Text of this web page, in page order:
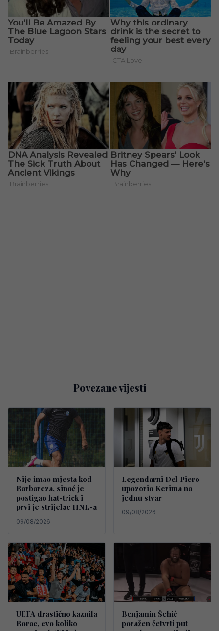
Povezane vijesti
Nije imao mjesta kod
Barbareza, sinoć je
postigao hat-trick i
prvi je strijelac HNL-a
09/08/2026
Legendarni Del Piero
upozorio Kerima na
jednu stvar
09/08/2026
UEFA drastično kaznila
Borac, evo koliko
Benjamin Šehić
poražen četvrti put